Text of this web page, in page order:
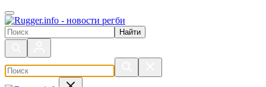
Поиск по сайту